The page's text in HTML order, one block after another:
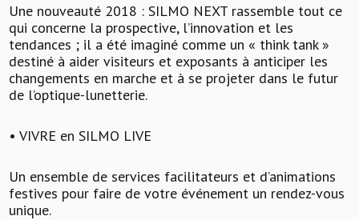
Une nouveauté 2018 : SILMO NEXT rassemble tout ce
qui concerne la prospective, l’innovation et les
tendances ; il a été imaginé comme un « think tank »
destiné à aider visiteurs et exposants à anticiper les
changements en marche et à se projeter dans le futur
de l’optique-lunetterie.
• VIVRE en SILMO LIVE
Un ensemble de services facilitateurs et d’animations
festives pour faire de votre événement un rendez-vous
unique.